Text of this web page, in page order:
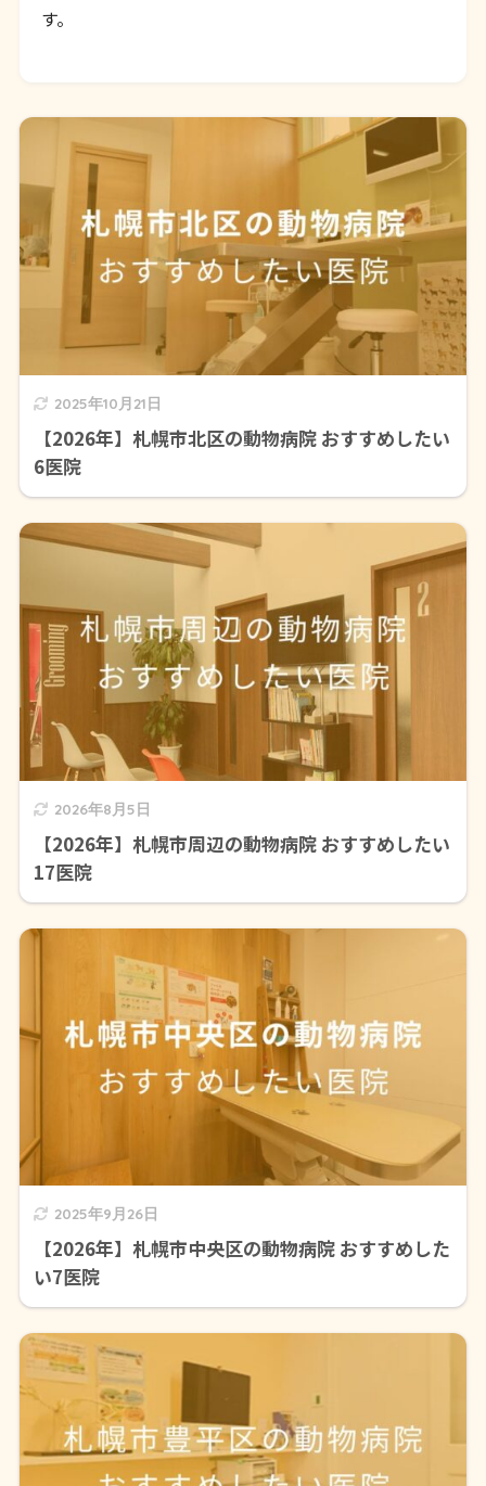
す。
2025年10月21日
【2026年】札幌市北区の動物病院 おすすめしたい
6医院
2026年8月5日
【2026年】札幌市周辺の動物病院 おすすめしたい
17医院
2025年9月26日
【2026年】札幌市中央区の動物病院 おすすめした
い7医院